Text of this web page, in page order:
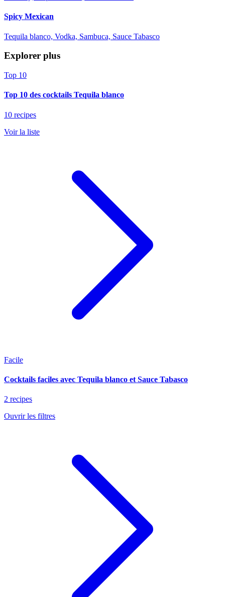
Spicy Mexican
Tequila blanco, Vodka, Sambuca, Sauce Tabasco
Explorer plus
Top 10
Top 10 des cocktails Tequila blanco
10 recipes
Voir la liste
Facile
Cocktails faciles avec Tequila blanco et Sauce Tabasco
2 recipes
Ouvrir les filtres